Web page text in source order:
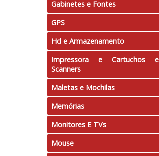
Gabinetes e Fontes
GPS
Hd e Armazenamento
Impressora e Cartuchos e
Scanners
Maletas e Mochilas
Memórias
Monitores E TVs
Mouse